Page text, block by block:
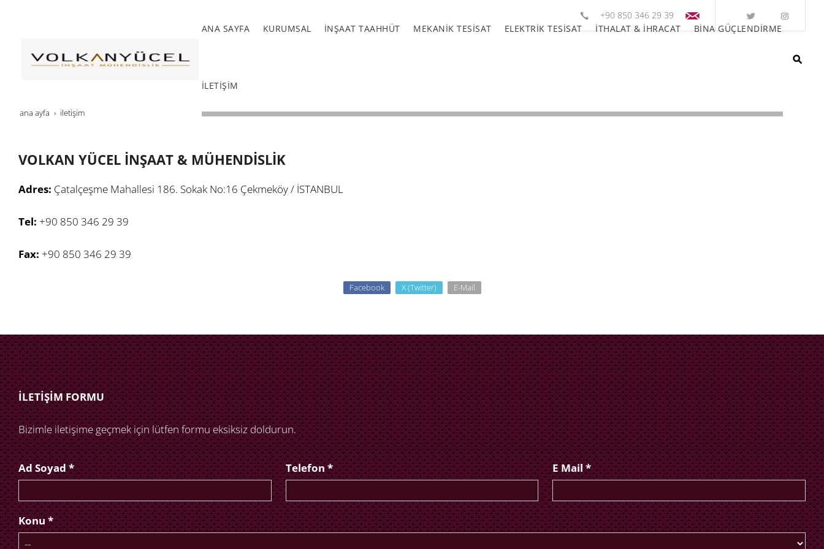
+90 850 346 29 39
ANA SAYFA
KURUMSAL İNŞAAT TAAHHÜT MEKANİK TESİSAT ELEKTRİK TESİSAT İTHALAT & İHRACAT BİNA GÜÇLENDİRME
İLETİŞİM
ana ayfa i̇leti̇şi̇m
VOLKAN YÜCEL İNŞAAT & MÜHENDİSLİK
Adres: Çatalçeşme Mahallesi 186. Sokak No:16 Çekmeköy / İSTANBUL
Tel: +90 850 346 29 39
Fax: +90 850 346 29 39
Facebook X (Twitter) E-Mail
İLETİŞİM FORMU
Bizimle iletişime geçmek için lütfen formu eksiksiz doldurun.
Ad Soyad * Telefon * E Mail *
Konu *